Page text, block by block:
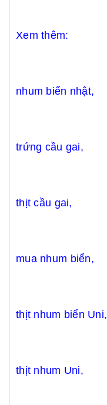
Xem thêm:
nhum biển nhật,
trứng cầu gai,
thịt cầu gai,
mua nhum biển,
thịt nhum biển Uni,
thịt nhum Uni,